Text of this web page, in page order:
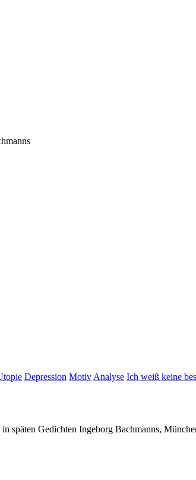
Depression Motiv Analyse Ich weiß keine
späten Gedichten Ingeborg Bachmanns,